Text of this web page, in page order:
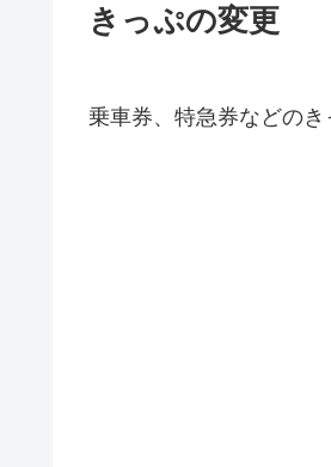
きっぷの変更
乗車券、特急券などの